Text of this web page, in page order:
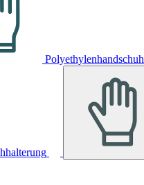
Polyethylenhandschuh